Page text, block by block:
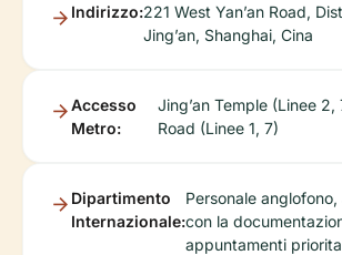
Indirizzo:221 West Yan’an Road,
Jing’an, Shanghai, Cina
Accesso
Metro:
Jing’an Temple (Linee 2,
Road (Linee 1, 7)
Dipartimento
Internazionale:
Personale
con la
appuntamenti